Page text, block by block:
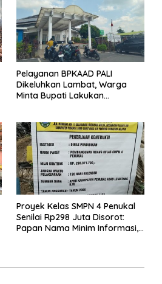
Pelayanan BPKAAD PALI
Dikeluhkan Lambat, Warga
Minta Bupati Lakukan
Proyek Kelas SMPN 4 Penukal
Senilai Rp298 Juta Disorot:
Papan Nama Minim Informasi,